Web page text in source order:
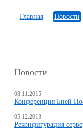
Главная Новости
Новости
08.11.2015
Конференция Бней
05.12.2013
Реконфигурация